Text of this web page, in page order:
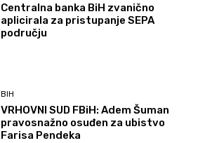
Centralna banka BiH zvanično
aplicirala za pristupanje SEPA
području
BIH
VRHOVNI SUD FBiH: Adem Šuman
pravosnažno osuđen za ubistvo
Farisa Pendeka